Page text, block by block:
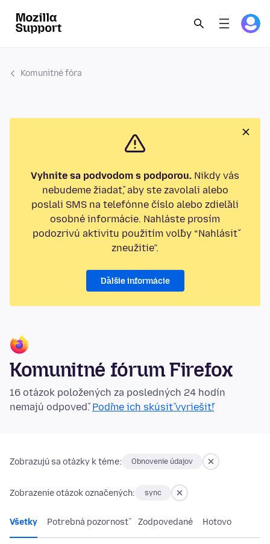
Komunitné fóra
Vyhnite sa podvodom s podporou. Nikdy vás
nebudeme žiadať, aby ste zavolali alebo
poslali SMS na telefónne číslo alebo zdieľali
osobné informácie. Nahláste prosím
podozrivú aktivitu použitím voľby “Nahlásiť
zneužitie”.
Ďalšie informácie
Komunitné fórum Firefox
16 otázok položených za posledných 24 hodín
nemajú odpoveď.Poďme ich skúsiť vyriešiť!
Zobrazujú sa otázky k téme: Obnovenie údajov
Zobrazenie otázok označených: sync
Všetky Potrebná pozornosť Zodpovedané Hotovo